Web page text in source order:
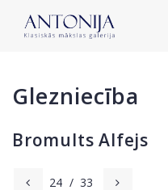
Glezniecība
Bromults Alfejs
24 / 33